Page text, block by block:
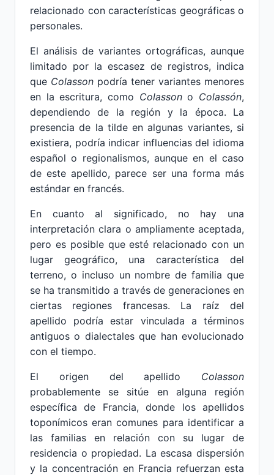
relacionado con características geográficas o
personales.
El análisis de variantes ortográficas, aunque
limitado por la escasez de registros, indica
que Colasson podría tener variantes menores
en la escritura, como Colassono Colassón,
dependiendo de la región y la época. La
presencia de la tilde en algunas variantes, si
existiera, podría indicar influencias del idioma
español o regionalismos, aunque en el caso
de este apellido, parece ser una forma más
estándar en francés.
En cuanto al significado, no hay una
interpretación clara o ampliamente aceptada,
pero es posible que esté relacionado con un
lugar geográfico, una característica del
terreno, o incluso un nombre de familia que
se ha transmitido a través de generaciones en
ciertas regiones francesas. La raíz del
apellido podría estar vinculada a términos
antiguos o dialectales que han evolucionado
con el tiempo.
El origen del apellido Colasson
probablemente se sitúe en alguna región
específica de Francia, donde los apellidos
toponímicos eran comunes para identificar a
las familias en relación con su lugar de
residencia o propiedad. La escasa dispersión
y la concentración en Francia refuerzan esta